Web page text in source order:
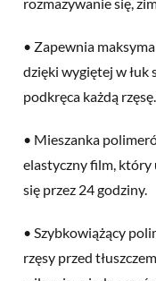
• Zapewnia
dzięki wygiętej w łuk
podkręca każdą rzęsę.
• Mieszanka
elastyczny film,
się przez 24 godziny.
• Szybkowiążący
rzęsy przed